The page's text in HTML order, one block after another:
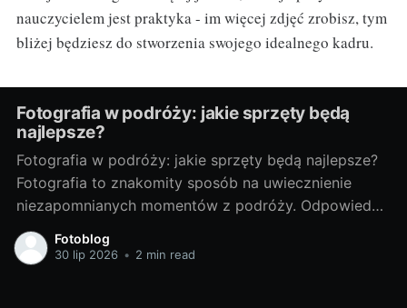
nauczycielem jest praktyka - im więcej zdjęć zrobisz, tym
bliżej będziesz do stworzenia swojego idealnego kadru.
Fotografia w podróży: jakie sprzęty będą
najlepsze?
Fotografia w podróży: jakie sprzęty będą najlepsze?
Fotografia to znakomity sposób na uwiecznienie
niezapomnianych momentów z podróży. Odpowiedni
sprzęt fotograficzny to klucz do tworzenia
doskonałych zdjęć. Poniżej przedstawiam porady, jak
Fotoblog
30 lip 2026 • 2 min read